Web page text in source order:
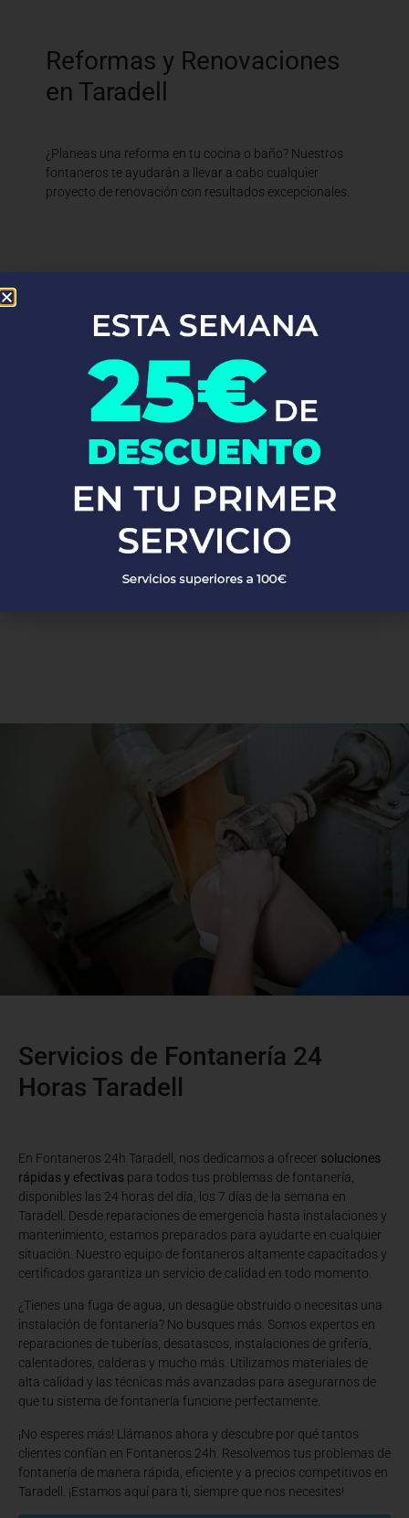
Reformas y Renovaciones
en Taradell
¿Planeas una reforma en tu cocina o baño? Nuestros
fontaneros te ayudarán a llevar a cabo cualquier
proyecto de renovación con resultados excepcionales.
servicios de fontaneríapara satisfacer todas tus necesidades. Ya
sea una emergencia o un mantenimiento rutinario, estamos
semana. A continuación, te mostramos algunos de nuestros
servicios más populares:
Servicios de Fontanería 24
Horas Taradell
En Fontaneros 24h Taradell , nos dedicamos a ofrecer soluciones
rápidas y efectivas para todos tus problemas de fontanería,
disponibles las 24 horas del día, los 7 días de la semana en
Taradell. Desde reparaciones de emergencia hasta instalaciones y
mantenimiento, estamos preparados para ayudarte en cualquier
situación. Nuestro equipo de fontaneros altamente capacitados y
certificados garantiza un servicio de calidad en todo momento.
¿Tienes una fuga de agua, un desagüe obstruido o necesitas una
instalación de fontanería? No busques más. Somos expertos en
reparaciones de tuberías, desatascos, instalaciones de grifería,
calentadores, calderas y mucho más. Utilizamos materiales de
alta calidad y las técnicas más avanzadas para asegurarnos de
que tu sistema de fontanería funcione perfectamente.
¡No esperes más! Llámanos ahora y descubre por qué tantos
clientes confían en Fontaneros 24h. Resolvemos tus problemas de
fontanería de manera rápida, eficiente y a precios competitivos en
Taradell. ¡Estamos aquí para ti, siempre que nos necesites!